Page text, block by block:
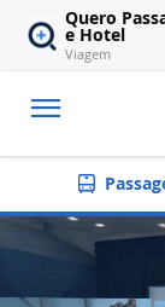
Quero
e Hotel
Viagem